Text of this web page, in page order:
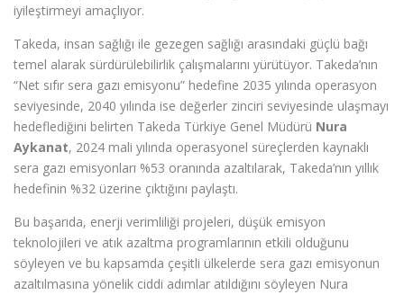
iyileştirmeyi amaçlıyor.
Takeda, insan sağlığı ile gezegen sağlığı arasındaki güçlü bağı
temel alarak sürdürülebilirlik çalışmalarını yürütüyor. Takeda’nın
“Net sıfır sera gazı emisyonu” hedefine 2035 yılında operasyon
seviyesinde, 2040 yılında ise değerler zinciri seviyesinde ulaşmayı
hedeflediğini belirten Takeda Türkiye Genel Müdürü Nura
Aykanat, 2024 mali yılında operasyonel süreçlerden kaynaklı
sera gazı emisyonları %53 oranında azaltılarak, Takeda’nın yıllık
hedefinin %32 üzerine çıktığını paylaştı.
Bu başarıda, enerji verimliliği projeleri, düşük emisyon
teknolojileri ve atık azaltma programlarının etkili olduğunu
söyleyen ve bu kapsamda çeşitli ülkelerde sera gazı emisyonun
azaltılmasına yönelik ciddi adımlar atıldığını söyleyen Nura